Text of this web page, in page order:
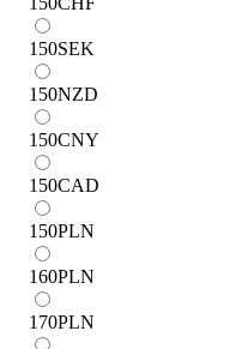
150SEK
150NZD
150CNY
150CAD
150PLN
160PLN
170PLN